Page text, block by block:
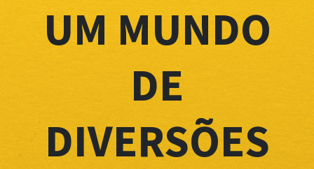
UM MUNDO
DE
DIVERSÕES